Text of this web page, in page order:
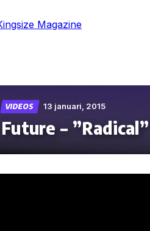
VIDEOS 13 januari, 2015
Future – ”Radical”